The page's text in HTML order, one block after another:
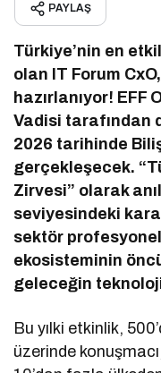
PAYLAŞ
Türkiye’nin en
olan IT Forum
hazırlanıyor! EFF
Vadisi tarafından
2026 tarihinde
gerçekleşecek.
Zirvesi” olarak
seviyesindeki
sektör
ekosisteminin
geleceğin
Bu yılki etkinlik,
üzerinde